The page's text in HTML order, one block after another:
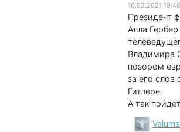
16.02.2021 19:48
Президент
Алла Гербер
Владимира
позором
за его слов
Гитлере.
А так